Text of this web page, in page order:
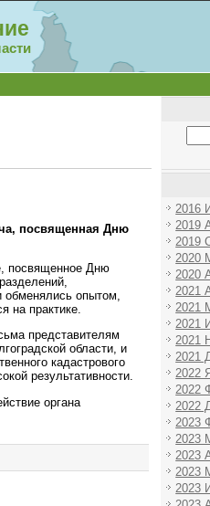
посвященная Дню
посвященное Дню
обменялись опытом,
на практике.
представителям
области, и
кадастрового
результативности.
органа
2016
2019
2019
2020
2020
2021
2021
2021
2021
2021
2022
2022
2022
2023
2023
2023
2023
2023